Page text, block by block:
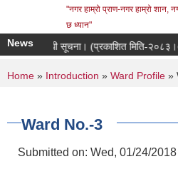
"नगर हाम्रो प्राण-नगर हाम्रो शान,
छ ध्यान"
News
हुने सम्बन्धी सूचना। (प्रकाशित मिति-
You are here
Home » Introduction » Ward Profile »
Ward No.-3
Submitted on: Wed, 01/24/2018